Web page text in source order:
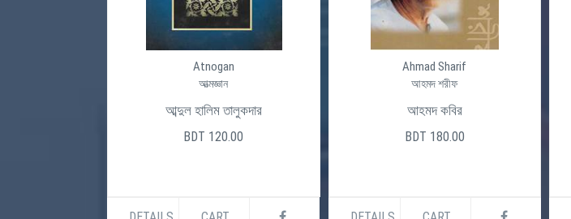
Atnogan
আত্মজ্ঞান
আব্দুল হালিম তালুকদার
BDT 120.00
Ahmad Sharif
আহমদ শরীফ
আহমদ কবির
BDT 180.00